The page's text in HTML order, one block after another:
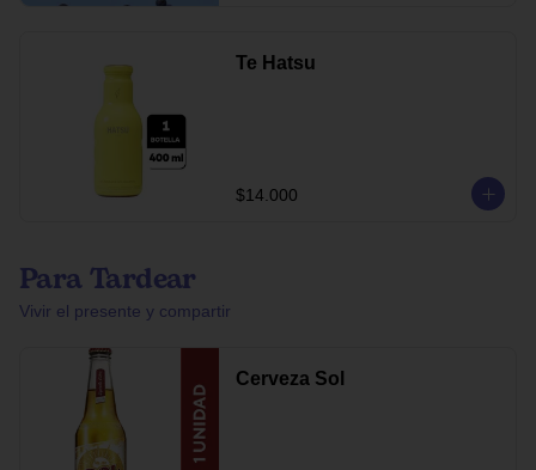
Te Hatsu
$14.000
Para Tardear
Vivir el presente y compartir
Cerveza Sol